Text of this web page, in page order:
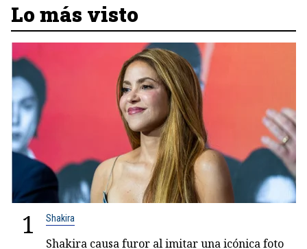
Lo más visto
1 Shakira
Shakira causa furor al imitar una icónica foto